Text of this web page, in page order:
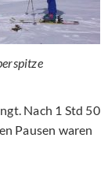
Nach 1 Std 50
Pausen waren